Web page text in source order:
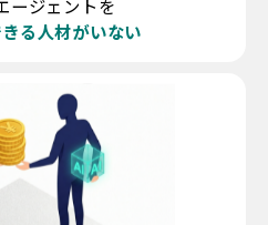
ージェントを
る人材がいない